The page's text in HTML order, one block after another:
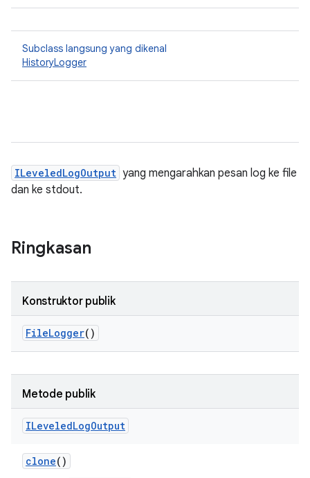
Subclass langsung yang dikenal
HistoryLogger
ILeveledLogOutput yang mengarahkan pesan log ke file
dan ke stdout.
Ringkasan
Konstruktor publik
FileLogger()
Metode publik
ILeveledLogOutput
clone()